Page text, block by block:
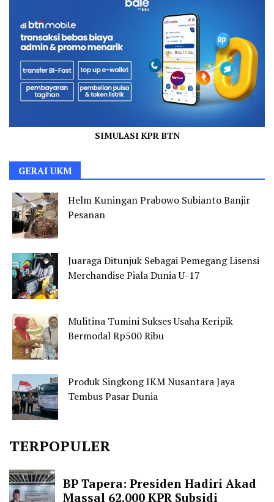
SIMULASI KPR BTN
GERAI UKM
Helm Kuningan Prabowo Subianto Banjir
Pesanan
Juaraga Ditunjuk Sebagai Pemegang Lisensi
Merchandise Piala Dunia U-17
Mulitina Tumini Sukses Usaha Keripik
Bermodal Rp500 Ribu
Produk Singkong IKM Nusantara Jaya
Tembus Pasar Dunia
TERPOPULER